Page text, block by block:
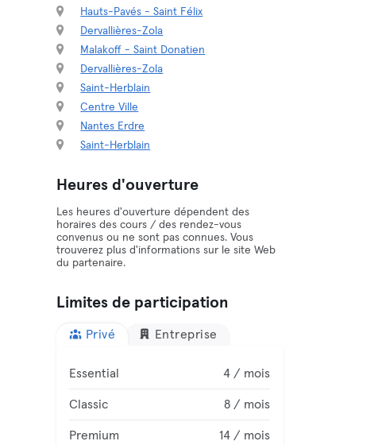
Hauts-Pavés - Saint Félix
Dervallières-Zola
Malakoff - Saint Donatien
Dervallières-Zola
Saint-Herblain
Centre Ville
Nantes Erdre
Saint-Herblain
Heures d'ouverture
Les heures d'ouverture dépendent des
horaires des cours / des rendez-vous
convenus ou ne sont pas connues. Vous
trouverez plus d'informations sur le site Web
du partenaire.
Limites de participation
Privé Entreprise
Essential 4 / mois
Classic 8 / mois
Premium 14 / mois